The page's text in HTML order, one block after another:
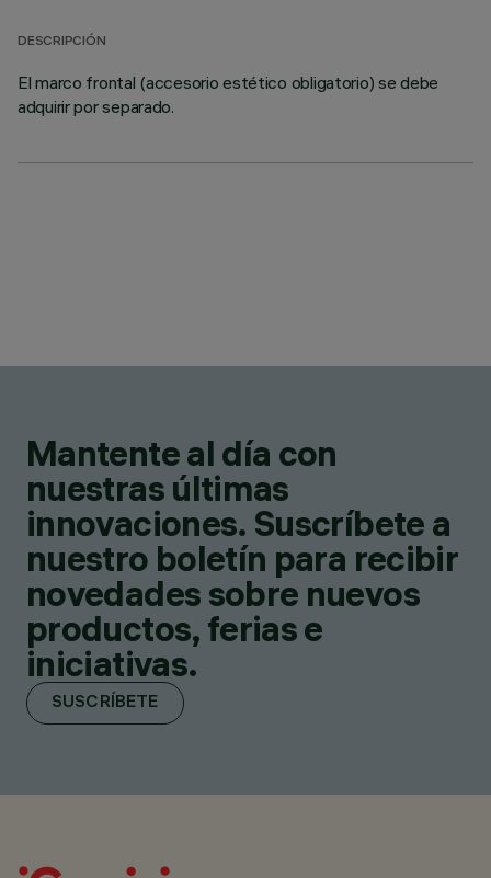
DESCRIPCIÓN
El marco frontal (accesorio estético obligatorio) se debe
adquirir por separado.
Mantente al día con
nuestras últimas
innovaciones. Suscríbete a
nuestro boletín para recibir
novedades sobre nuevos
productos, ferias e
iniciativas.
SUSCRÍBETE